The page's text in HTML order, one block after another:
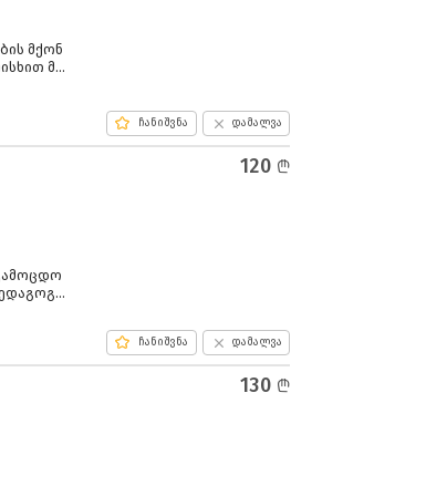
მქონ
მო
დამალვა
ჩანიშვნა
120 l
დამალვა
ჩანიშვნა
130 l